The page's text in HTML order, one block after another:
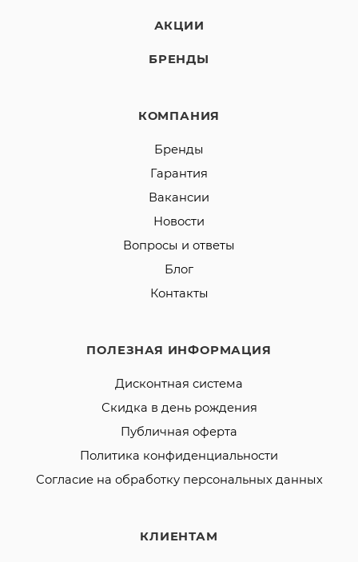
АКЦИИ
БРЕНДЫ
КОМПАНИЯ
Бренды
Гарантия
Вакансии
Новости
Вопросы и ответы
Блог
Контакты
ПОЛЕЗНАЯ ИНФОРМАЦИЯ
Дисконтная система
Скидка в день рождения
Публичная оферта
Политика конфиденциальности
Согласие на обработку персональных данных
КЛИЕНТАМ